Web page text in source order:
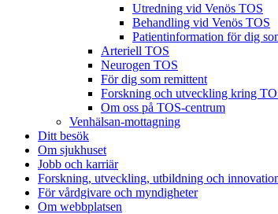
Utredning vid Venös TOS
Behandling vid Venös TOS
Patientinformation för dig
Arteriell TOS
Neurogen TOS
För dig som remittent
Forskning och utveckling kring
Om oss på TOS-centrum
Venhälsan-mottagning
Ditt besök
Om sjukhuset
Jobb och karriär
Forskning, utveckling, utbildning och
För vårdgivare och myndigheter
Om webbplatsen